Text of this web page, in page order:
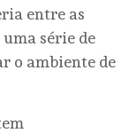
entre as
série de
o ambiente de